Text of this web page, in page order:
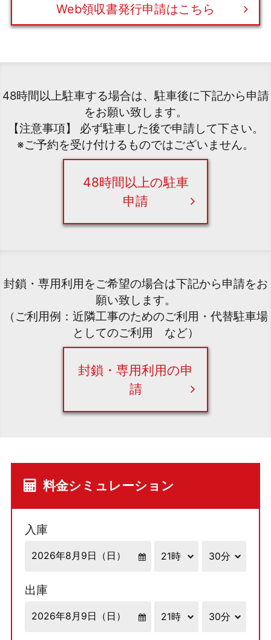
Web領収書発行申請はこちら
48時間以上駐車する場合は、駐車後に下記から申請
をお願い致します。
【注意事項】 必ず駐車した後で申請して下さい。
※ご予約を受け付けるものではございません。
48時間以上の駐車
申請
封鎖・専用利用をご希望の場合は下記から申請をお
願い致します。
（ご利用例：近隣工事のためのご利用・代替駐車場
としてのご利用 など）
封鎖・専用利用の申
請
料金シミュレーション
入庫
出庫